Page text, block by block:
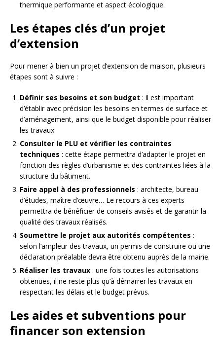
thermique performante et aspect écologique.
Les étapes clés d’un projet
d’extension
Pour mener à bien un projet d’extension de maison, plusieurs
étapes sont à suivre :
Définir ses besoins et son budget : il est important
d’établir avec précision les besoins en termes de surface et
d’aménagement, ainsi que le budget disponible pour réaliser
les travaux.
Consulter le PLU et vérifier les contraintes
techniques : cette étape permettra d’adapter le projet en
fonction des règles d’urbanisme et des contraintes liées à la
structure du bâtiment.
Faire appel à des professionnels : architecte, bureau
d’études, maître d’œuvre… Le recours à ces experts
permettra de bénéficier de conseils avisés et de garantir la
qualité des travaux réalisés.
Soumettre le projet aux autorités compétentes :
selon l’ampleur des travaux, un permis de construire ou une
déclaration préalable devra être obtenu auprès de la mairie.
Réaliser les travaux : une fois toutes les autorisations
obtenues, il ne reste plus qu’à démarrer les travaux en
respectant les délais et le budget prévus.
Les aides et subventions pour
financer son extension